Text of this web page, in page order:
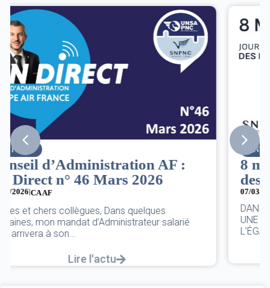
SNPNC
8 mars : journée internationale
des droits des femmes
07/03/2026
DANS L’AÉRIEN COMME AILLEURS, CE N’EST PAS
UNE FÊTE,C’EST UNE JOURNÉE DE LUTTE POUR
L’ÉGALITÉ...
Lire l'actu